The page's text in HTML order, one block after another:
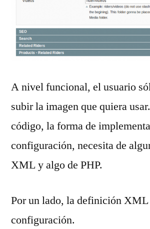
A nivel funcional, el usuario
subir la imagen que quiera
código, la forma de
configuración, necesita de
XML y algo de PHP.
Por un lado, la definición XML
configuración.